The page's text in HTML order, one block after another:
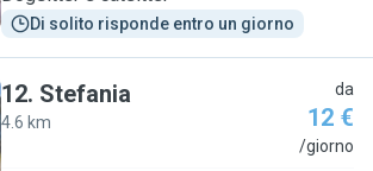
Di solito risponde entro un giorno
12. Stefania
4.6 km
da
12 €
/giorno